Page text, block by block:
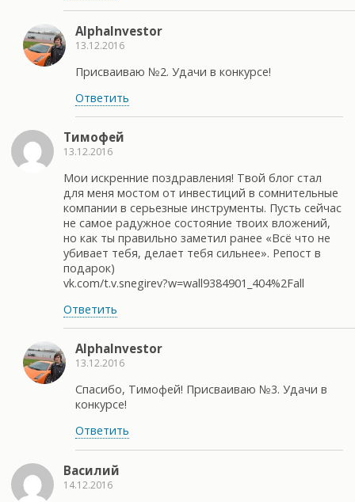
AlphaInvestor
13.12.2016
Присваиваю №2. Удачи в конкурсе!
Ответить
Тимофей
13.12.2016
Мои искренние поздравления! Твой блог стал
для меня мостом от инвестиций в сомнительные
компании в серьезные инструменты. Пусть сейчас
не самое радужное состояние твоих вложений,
но как ты правильно заметил ранее «Всё что не
убивает тебя, делает тебя сильнее». Репост в
подарок)
vk.com/t.v.snegirev?w=wall9384901_404%2Fall
Ответить
AlphaInvestor
13.12.2016
Спасибо, Тимофей! Присваиваю №3. Удачи в
конкурсе!
Ответить
Василий
14.12.2016